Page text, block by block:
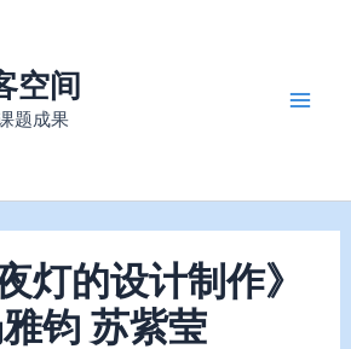
空间
题成果
灯的设计制作》
钧 苏紫莹